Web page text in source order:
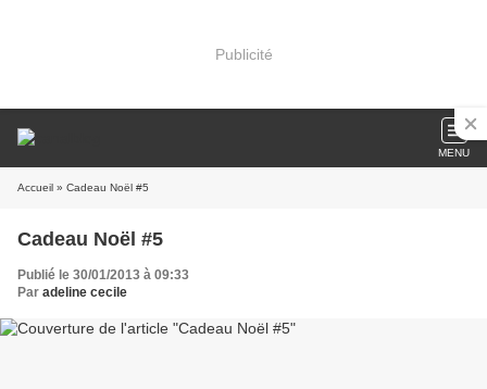
Publicité
MENU
Accueil » Cadeau Noël #5
Cadeau Noël #5
Publié le 30/01/2013 à 09:33
Par adeline cecile